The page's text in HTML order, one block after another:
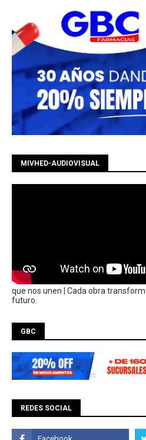
MIVHED-AUDIOVISUAL
que nos unen | Cada obra
futuro.
GBC
REDES SOCIAL